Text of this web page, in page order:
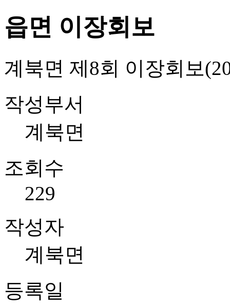
읍면 이장회보
계북면 제8회 이장회보
작성부서
계북면
조회수
229
작성자
계북면
등록일